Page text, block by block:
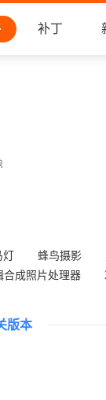
补丁
灯 蜂鸟摄影
合成照片处理器
版本